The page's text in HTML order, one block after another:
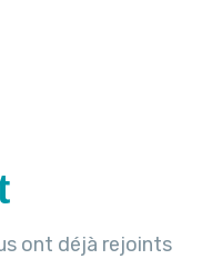
ont déjà rejoints